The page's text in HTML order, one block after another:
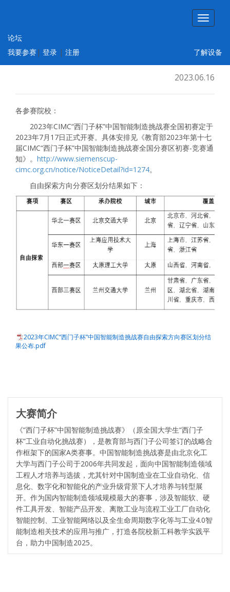
论坛
我要参赛 | 登录 | 注册 了解设备
2023年CIMC“西门子杯”中国智能制造挑战
赛 自由探索方向赛区划分结果公布
2023.06.16
各参赛院校：
2023年CIMC“西门子杯”中国智能制造挑战赛全国初赛定于
2023年7月17日正式开赛。具体安排见《教育部2023年第十七
届CIMC“西门子杯”中国智能制造挑战赛全国分赛区初赛-竞赛通
知》。 http://www.siemenscup-
cimc.org.cn/notice/NoticeDetail?id=1274。
自由探索方向分赛区划分结果如下：
2023年CIMC“西门子杯”中国智能制造挑战赛自由探索方向赛区划分结
果公布.pdf
大赛简介
《“西门子杯”中国智能制造挑战赛》（原全国大学生“西门子
杯”工业自动化挑战赛），是教育部与西门子公司签订的战略合
作框架下的国家A类赛事。中国智能制造挑战赛是由北京化工
大学与西门子公司于2006年共同发起，面向中国智能制造领域
工程人才培养与选拔，尤其针对中国制造业在工业自动化、信
息化、数字化和智能化的产业升级背景下人才培养与转型展
开。作为国内智能制造领域规模最大的赛事，涉及智能软、硬
件工具开发、智能产品开发、离散工业与流程工业工厂自动化
智能控制、工业智能网络以及全生命周期数字化等与工业4.0智
能制造相关技术的应用与推广，打造各院校新工科教学实践平
台，助力中国制造2025。